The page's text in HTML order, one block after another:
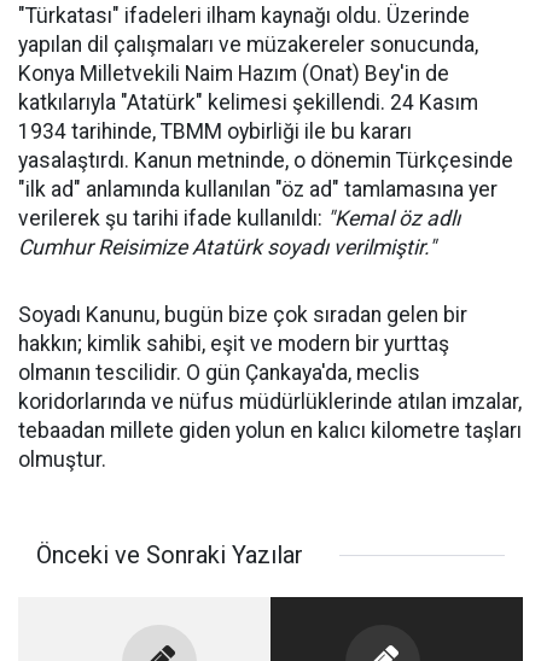
"Türkatası" ifadeleri ilham kaynağı oldu. Üzerinde
yapılan dil çalışmaları ve müzakereler sonucunda,
Konya Milletvekili Naim Hazım (Onat) Bey'in de
katkılarıyla "Atatürk" kelimesi şekillendi. 24 Kasım
1934 tarihinde, TBMM oybirliği ile bu kararı
yasalaştırdı. Kanun metninde, o dönemin Türkçesinde
"ilk ad" anlamında kullanılan "öz ad" tamlamasına yer
verilerek şu tarihi ifade kullanıldı: "Kemal öz adlı
Cumhur Reisimize Atatürk soyadı verilmiştir."
Soyadı Kanunu, bugün bize çok sıradan gelen bir
hakkın; kimlik sahibi, eşit ve modern bir yurttaş
olmanın tescilidir. O gün Çankaya'da, meclis
koridorlarında ve nüfus müdürlüklerinde atılan imzalar,
tebaadan millete giden yolun en kalıcı kilometre taşları
olmuştur.
Önceki ve Sonraki Yazılar